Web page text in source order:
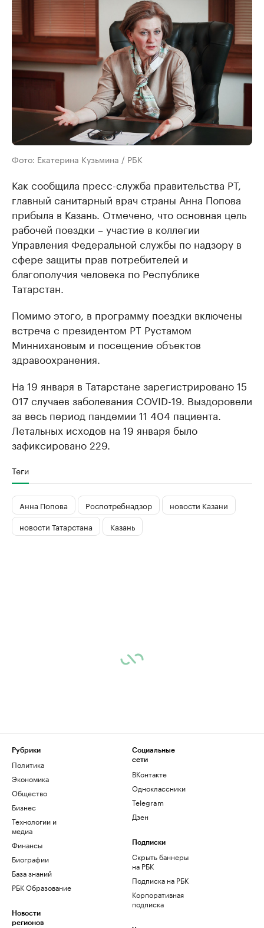
Фото: Екатерина Кузьмина / РБК
Как сообщила пресс-служба правительства РТ,
главный санитарный врач страны Анна Попова
прибыла в Казань. Отмечено, что основная цель
рабочей поездки – участие в коллегии
Управления Федеральной службы по надзору в
сфере защиты прав потребителей и
благополучия человека по Республике
Татарстан.
Помимо этого, в программу поездки включены
встреча с президентом РТ Рустамом
Миннихановым и посещение объектов
здравоохранения.
На 19 января в Татарстане зарегистрировано 15
017 случаев заболевания COVID-19. Выздоровели
за весь период пандемии 11 404 пациента.
Летальных исходов на 19 января было
зафиксировано 229.
Теги
Анна Попова Роспотребнадзор
новости Казани
новости Татарстана
Казань
Рубрики
Политика
Экономика
Общество
Бизнес
Технологии и
медиа
Финансы
Биографии
База знаний
РБК Образование
Новости
регионов
Социальные
сети
ВКонтакте
Одноклассники
Telegram
Дзен
Подписки
Скрыть баннеры
на РБК
Подписка на РБК
Корпоративная
подписка